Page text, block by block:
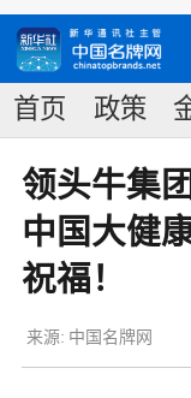
首页 政策
领头牛集
中国大健
祝福！
来源: 中国名牌网